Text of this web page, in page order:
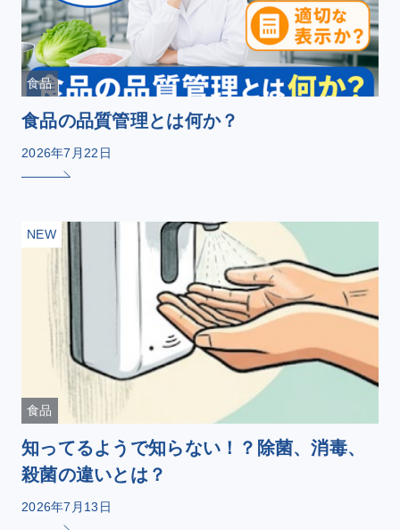
食品
食品の品質管理とは何か？
2026年7月22日
食品
NEW
知ってるようで知らない！？除菌、消毒、
殺菌の違いとは？
2026年7月13日